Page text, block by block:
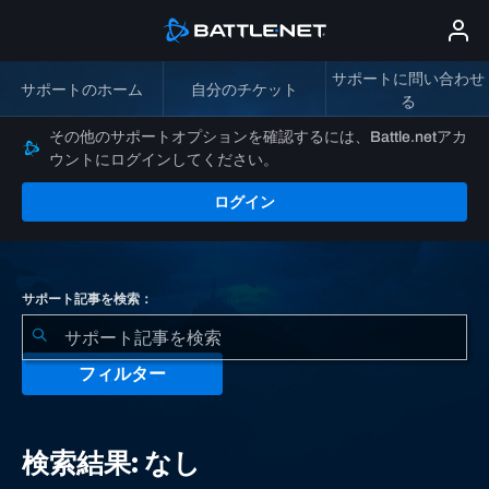
サポートのホーム 自分のチケット
サポートに問い合わせ
る
その他のサポートオプションを確認するには、Battle.netアカ
ウントにログインしてください。
ログイン
サポート記事を検索：
フィルター
結
検索結果: なし